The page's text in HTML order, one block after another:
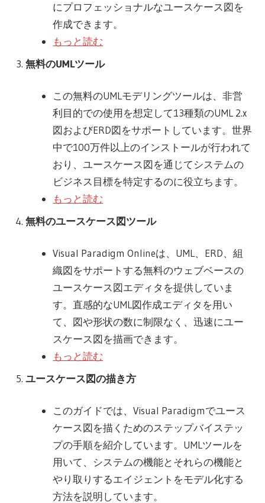
にプロフェッショナルなユースケース図を
作成できます。
もっと読む
無料のUMLツール
この無料のUMLモデリングツールは、非営
利目的での使用を想定して13種類のUML 2.x
図およびERD図をサポートしています。世界
中で100万件以上のインストールが行われて
おり、ユースケース図を通じてシステムの
ビジネス目標を特定するのに役立ちます。
もっと読む
無料のユースケース図ツール
Visual Paradigm Onlineは、UML、ERD、組
織図をサポートする無料のウェブベースの
ユースケース図エディタを提供していま
す。直感的なUML図作成エディタを用い
て、図や形状の数に制限なく、迅速にユー
スケース図を描画できます。
もっと読む
ユースケース図の描き方
このガイドでは、Visual Paradigmでユース
ケース図を描くためのステップバイステッ
プの手順を紹介しています。UMLツールを
用いて、システムの機能とそれらの機能と
やり取りするエイジェントをモデル化する
方法を説明しています。